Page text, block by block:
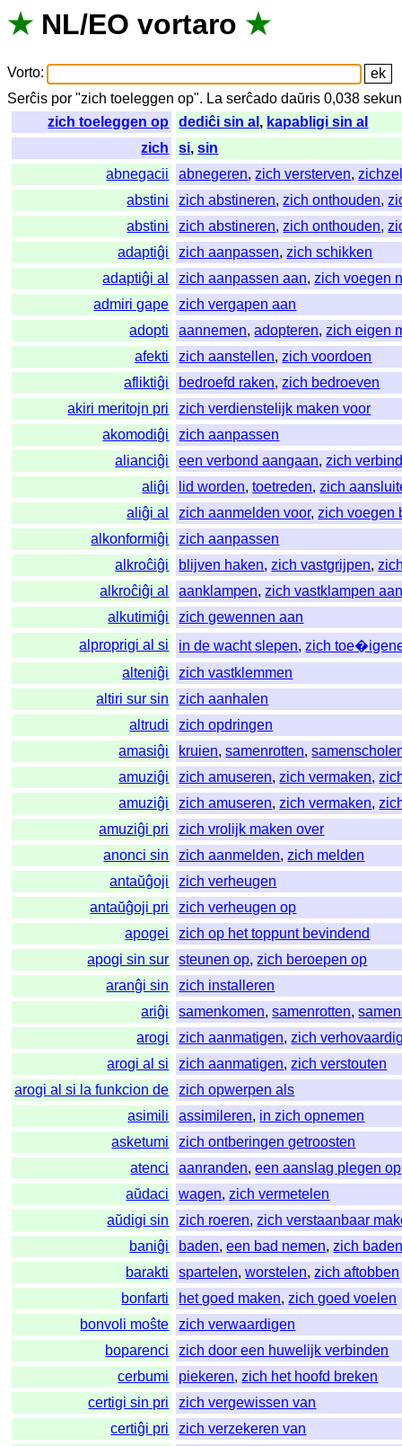
★ NL/EO vortaro ★
Vorto:
Serĉis por "zich toeleggen op". La serĉado daŭris 0,038
zich toeleggen op
dediĉi sin al , kapabligi sin al
zich
si,sin
abnegacii
abnegeren,zich versterven,
abstini
zich abstineren,zich onthouden,
abstini
zich abstineren,zich onthouden,
adaptiĝi
zich aanpassen,zich schikken
adaptiĝi al
zich aanpassen aan,zich voegen
admiri gape
zich vergapen aan
adopti
aannemen,adopteren,zich eigen
afekti
zich aanstellen,zich voordoen
afliktiĝi
bedroefd raken,zich bedroeven
akiri meritojn pri
zich verdienstelijk maken voor
akomodiĝi
zich aanpassen
alianciĝi
een verbond aangaan,zich
aliĝi
lid worden,toetreden,zich
aliĝi al
zich aanmelden voor,zich voegen
alkonformiĝi
zich aanpassen
alkroĉiĝi
blijven haken,zich vastgrijpen,
alkroĉiĝi al
aanklampen,zich vastklampen
alkutimiĝi
zich gewennen aan
alproprigi al si
in de wacht slepen,zich
alteniĝi
zich vastklemmen
altiri sur sin
zich aanhalen
altrudi
zich opdringen
amasiĝi
kruien,samenrotten,
amuziĝi
zich amuseren,zich vermaken,
amuziĝi
zich amuseren,zich vermaken,
amuziĝi pri
zich vrolijk maken over
anonci sin
zich aanmelden,zich melden
antaŭĝoji
zich verheugen
antaŭĝoji pri
zich verheugen op
apogei
zich op het toppunt bevindend
apogi sin sur
steunen op,zich beroepen op
aranĝi sin
zich installeren
ariĝi
samenkomen,samenrotten,
arogi
zich aanmatigen,zich
arogi al si
zich aanmatigen,zich verstouten
arogi al si la funkcion de
zich opwerpen als
asimili
assimileren, in zich opnemen
asketumi
zich ontberingen getroosten
atenci
aanranden,een aanslag plegen op
aŭdaci
wagen,zich vermetelen
aŭdigi sin
zich roeren,zich verstaanbaar
baniĝi
baden,een bad nemen,zich
barakti
spartelen,worstelen,zich aftobben
bonfarti
het goed maken,zich goed voelen
bonvoli moŝte
zich verwaardigen
boparenci
zich door een huwelijk verbinden
cerbumi
piekeren,zich het hoofd breken
certigi sin pri
zich vergewissen van
certiĝi pri
zich verzekeren van